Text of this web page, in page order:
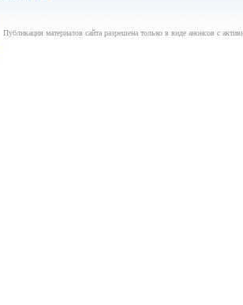
Публикация материалов сайта разрешена только в виде анонсов с